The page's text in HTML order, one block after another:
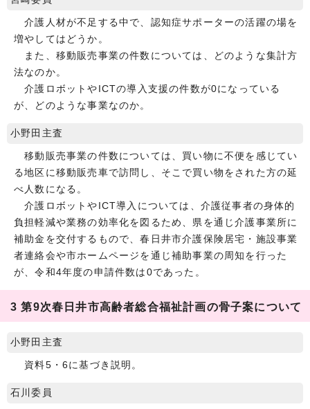
介護人材が不足する中で、認知症サポーターの活躍の場を
増やしてはどうか。
また、移動販売事業の件数については、どのような集計方
法なのか。
介護ロボットやICTの導入支援の件数が0になっている
が、どのような事業なのか。
小野田主査
移動販売事業の件数については、買い物に不便を感じてい
る地区に移動販売車で訪問し、そこで買い物をされた方の延
べ人数になる。
介護ロボットやICT導入については、介護従事者の身体的
負担軽減や業務の効率化を図るため、県を通じ介護事業所に
補助金を交付するもので、春日井市介護保険居宅・施設事業
者連絡会や市ホームページを通じ補助事業の周知を行った
が、令和4年度の申請件数は0であった。
3 第9次春日井市高齢者総合福祉計画の骨子案について
小野田主査
資料5・6に基づき説明。
石川委員